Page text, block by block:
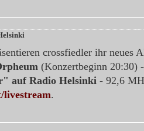
crossfiedler ihr neues
(Konzertbeginn 20:30)
auf Radio Helsinki - 92,6
.